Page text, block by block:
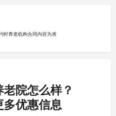
时养老机构合同内容为准
院怎么样？
多优惠信息